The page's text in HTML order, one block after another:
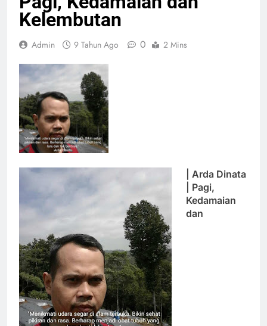
Kelembutan
Admin 9 Tahun Ago 0 2 Mins
| Arda Dinata
| Pagi,
Kedamaian
dan